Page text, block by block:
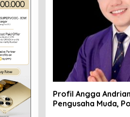
Profil Angga
Pengusaha Muda,